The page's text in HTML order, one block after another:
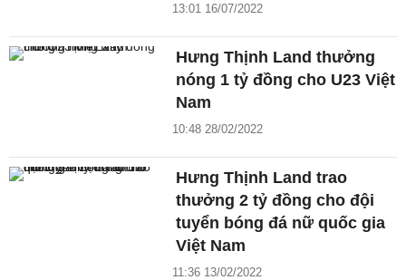
13:01 16/07/2022
Hưng Thịnh Land thưởng
nóng 1 tỷ đồng cho U23 Việt
Nam
10:48 28/02/2022
Hưng Thịnh Land trao
thưởng 2 tỷ đồng cho đội
tuyển bóng đá nữ quốc gia
Việt Nam
11:36 13/02/2022